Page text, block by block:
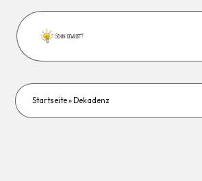
Startseite» Dekadenz